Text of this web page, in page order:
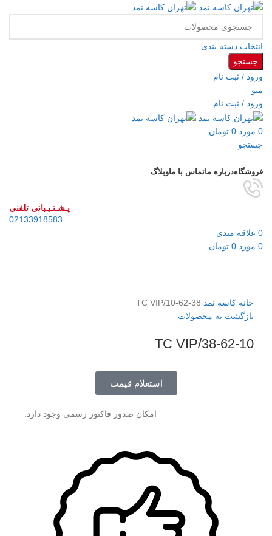
انتخاب دسته بندی
جستجو
ورود / ثبت نام
منو
ورود / ثبت نام
0 مورد 0 تومان
جستجو
فروشگاهدرباره ماتماس با ماوبلاگ
پـشـتـیـبانی تلفنی
02133918583
0 علاقه مندی
0 مورد 0 تومان
خانه کاسه نمد 38-62-10/TC VIP
بازگشت به محصولات
38-62-10/TC VIP
استعلام قیمت
امکان صدور فاکتور رسمی وجود دارد.